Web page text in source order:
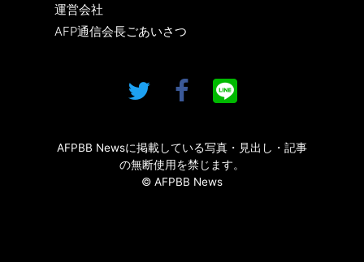
運営会社
AFP通信会長ごあいさつ
AFPBB Newsに掲載している写真・見出し・記事
の無断使用を禁じます。
© AFPBB News